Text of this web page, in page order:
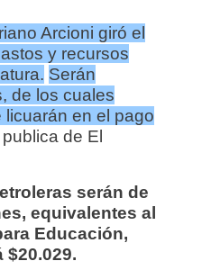
Arcioni giró el
y recursos
Serán
de los cuales
en el pago
de El
serán de
equivalentes al
Educación,
$20.029.